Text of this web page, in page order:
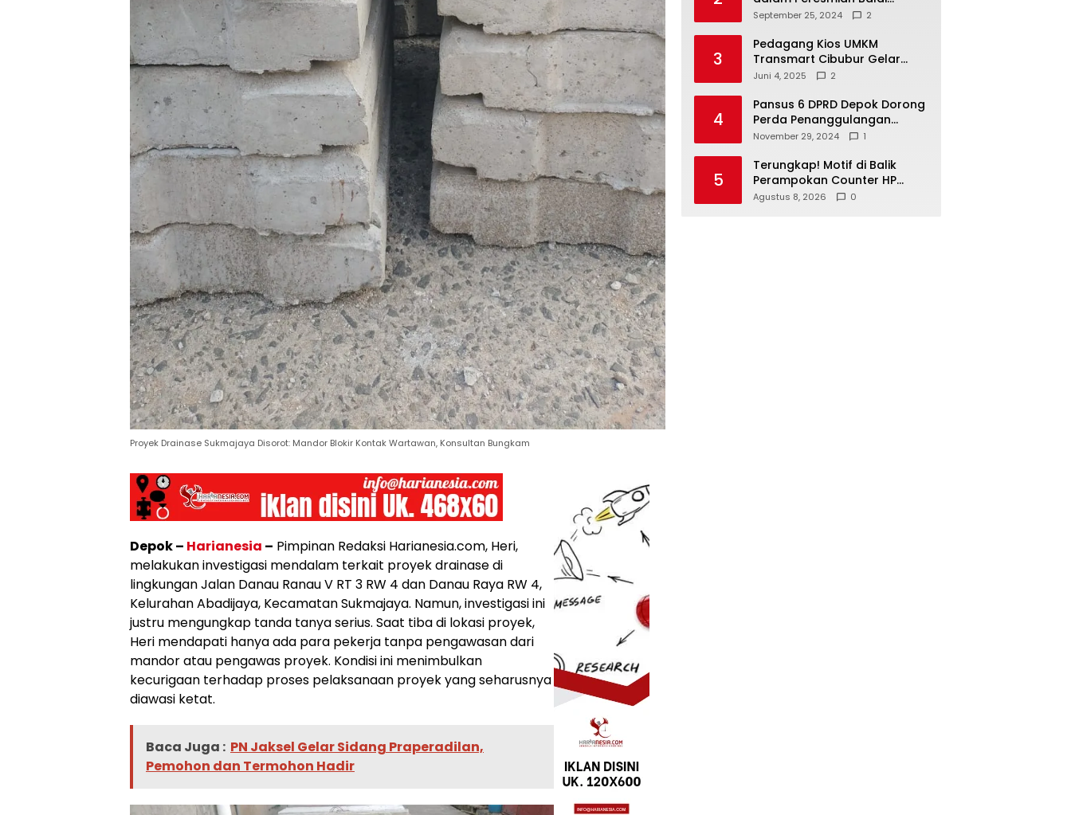
Proyek Drainase Sukmajaya Disorot: Mandor Blokir Kontak Wartawan, Konsultan Bungkam
Depok – Harianesia – Pimpinan Redaksi Harianesia.com, Heri,
melakukan investigasi mendalam terkait proyek drainase di
lingkungan Jalan Danau Ranau V RT 3 RW 4 dan Danau Raya RW 4,
Kelurahan Abadijaya, Kecamatan Sukmajaya. Namun, investigasi ini
justru mengungkap tanda tanya serius. Saat tiba di lokasi proyek,
Heri mendapati hanya ada para pekerja tanpa pengawasan dari
mandor atau pengawas proyek. Kondisi ini menimbulkan
kecurigaan terhadap proses pelaksanaan proyek yang seharusnya
diawasi ketat.
Baca Juga : PN Jaksel Gelar Sidang Praperadilan,
Pemohon dan Termohon Hadir
Warga di Sukamaju : Wadah
Aspirasi Masyarakat
September 25, 2024 2
3
Pedagang Kios UMKM
Transmart Cibubur Gelar
Family Gathering di Cisarua,
Kekompakan
Juni 4, 2025 2
4
Pansus 6 DPRD Depok Dorong
Perda Penanggulangan
Kebakaran untuk
November 29, 2024 1
5
Terungkap! Motif di Balik
Perampokan Counter HP
Ambarawa, Dua Pelaku Habisi
Agustus 8, 2026 0